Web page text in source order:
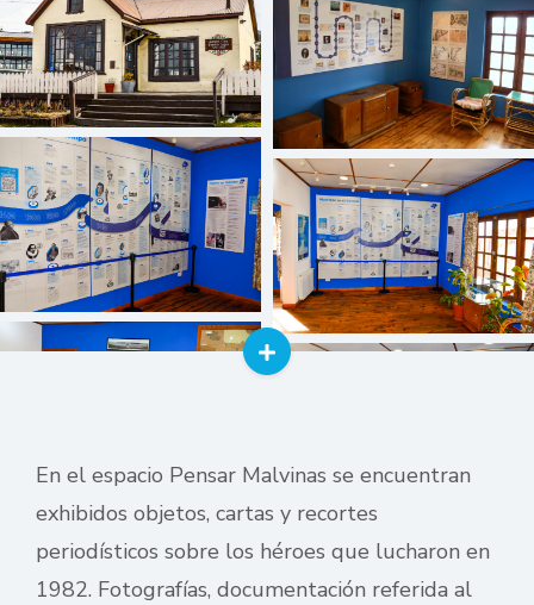
En el espacio Pensar Malvinas se encuentran
exhibidos objetos, cartas y recortes
periodísticos sobre los héroes que lucharon en
1982. Fotografías, documentación referida al